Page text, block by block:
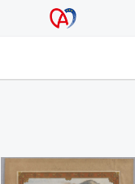
Archives Alsace - Colmar